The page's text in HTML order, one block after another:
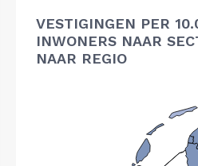
VESTIGINGEN PER
INWONERS NAAR
NAAR REGIO